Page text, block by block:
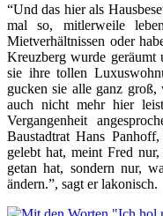
“Und das hier als
mal so, mitlerweile
Mietverhältnissen oder
Kreuzberg wurde geräumt
sie ihre tollen
gucken sie alle ganz
auch nicht mehr hier
Vergangenheit
Baustadtrat Hans
gelebt hat, meint Fred
getan hat, sondern nur,
ändern.”, sagt er lakonisch.